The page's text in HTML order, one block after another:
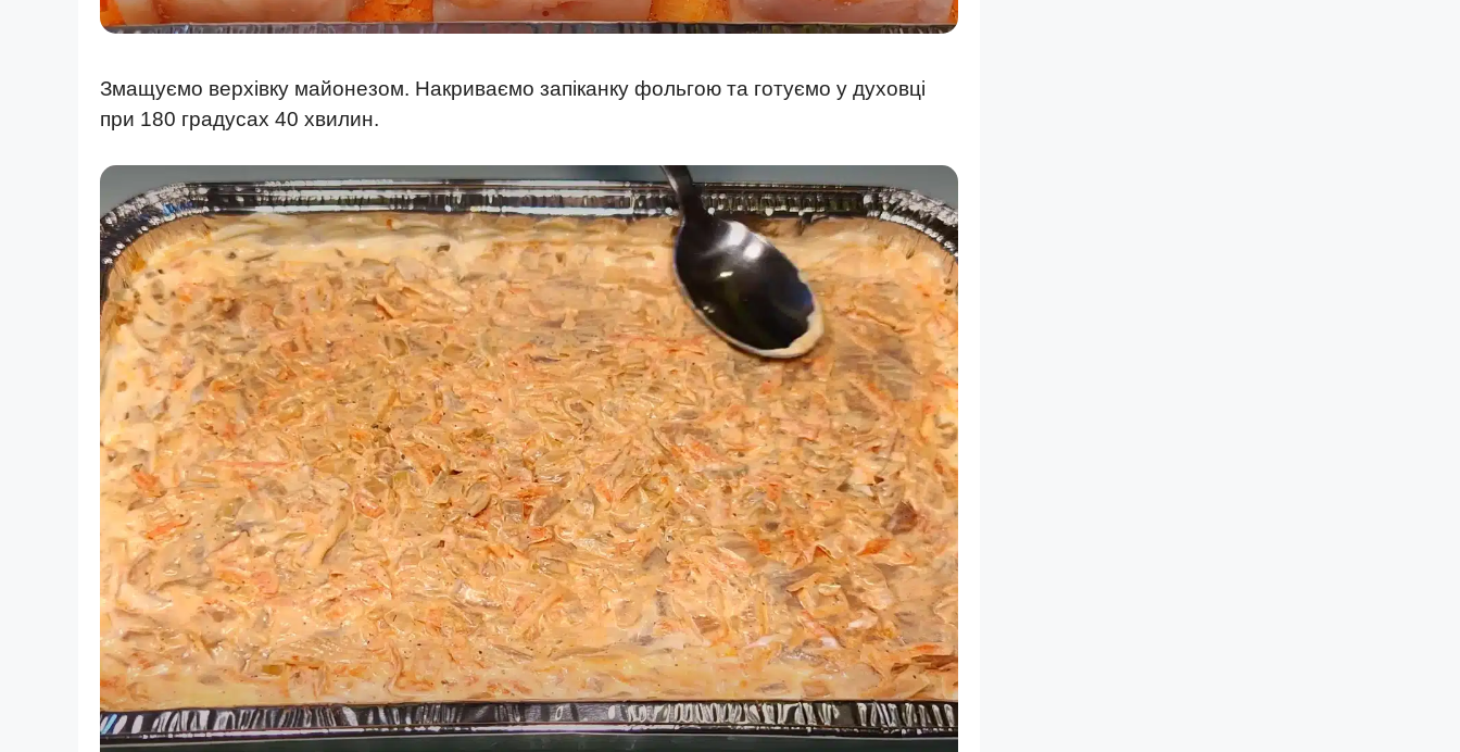
Змащуємо верхівку майонезом. Накриваємо запіканку фольгою та готуємо у духовці
при 180 градусах 40 хвилин.